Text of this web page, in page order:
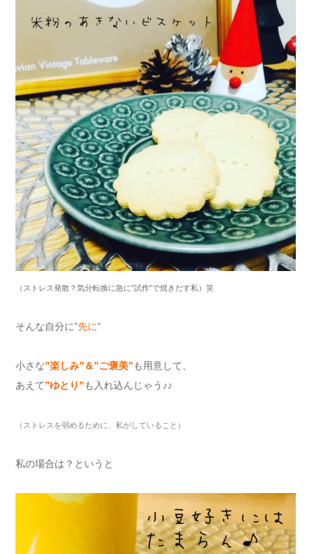
（ストレス発散？気分転換に急に”試作”で焼きだす私）笑
そんな自分に”先に”
小さな”楽しみ” ＆”ご褒美”も用意して、
あえて”ゆとり ”も入れ込んじゃう♪♪
（ストレスを弱めるために、私がしていること）
私の場合は？というと